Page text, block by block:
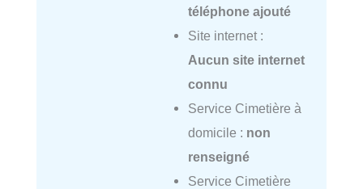
téléphone ajouté
Site internet :
Aucun site internet
connu
Service Cimetière à
domicile : non
renseigné
Service Cimetière